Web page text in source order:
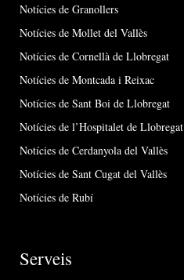
Notícies de Granollers
Notícies de Mollet del Vallès
Notícies de Cornellà de Llobregat
Notícies de Montcada i Reixac
Notícies de Sant Boi de Llobregat
Notícies de l’Hospitalet de Llobregat
Notícies de Cerdanyola del Vallès
Notícies de Sant Cugat del Vallès
Notícies de Rubí
Serveis